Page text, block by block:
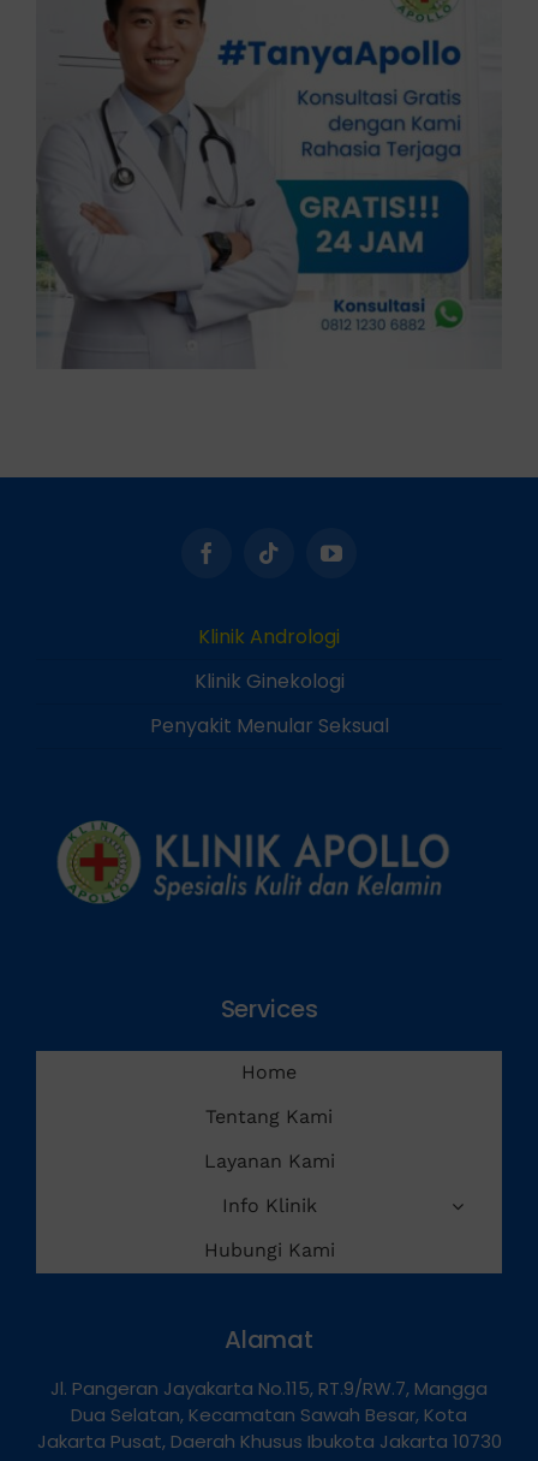
Klinik Andrologi
Klinik Ginekologi
Penyakit Menular Seksual
Services
Home
Tentang Kami
Layanan Kami
Info Klinik
Hubungi Kami
Alamat
Jl. Pangeran Jayakarta No.115, RT.9/RW.7, Mangga
Dua Selatan, Kecamatan Sawah Besar, Kota
Jakarta Pusat, Daerah Khusus Ibukota Jakarta 10730